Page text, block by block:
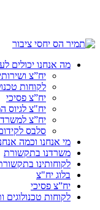
מה אנחנו יכולים
יח”צ
לקוחות
יח”צ פסיכי
יח"צ לגיוס
יח”צ
סלבס
מי אנחנו וכמה
משרדנו בתקשורת
לקוחותינו
בלוג יח"צ
יח”צ פסיכי
לקוחות